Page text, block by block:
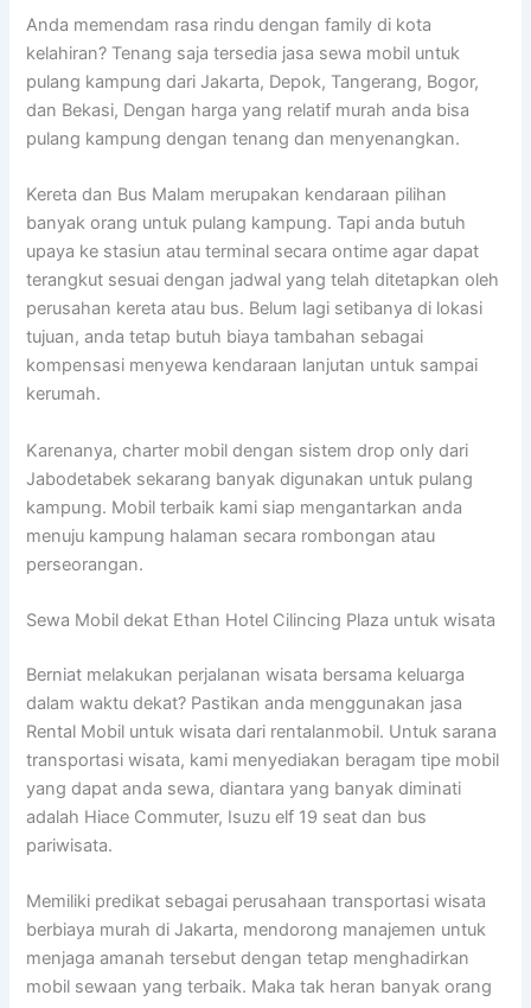
Anda memendam rasa rindu dengan family di kota
kelahiran? Tenang saja tersedia jasa sewa mobil untuk
pulang kampung dari Jakarta, Depok, Tangerang, Bogor,
dan Bekasi, Dengan harga yang relatif murah anda bisa
pulang kampung dengan tenang dan menyenangkan.
Kereta dan Bus Malam merupakan kendaraan pilihan
banyak orang untuk pulang kampung. Tapi anda butuh
upaya ke stasiun atau terminal secara ontime agar dapat
terangkut sesuai dengan jadwal yang telah ditetapkan oleh
perusahan kereta atau bus. Belum lagi setibanya di lokasi
tujuan, anda tetap butuh biaya tambahan sebagai
kompensasi menyewa kendaraan lanjutan untuk sampai
kerumah.
Karenanya, charter mobil dengan sistem drop only dari
Jabodetabek sekarang banyak digunakan untuk pulang
kampung. Mobil terbaik kami siap mengantarkan anda
menuju kampung halaman secara rombongan atau
perseorangan.
Sewa Mobil dekat Ethan Hotel Cilincing Plaza untuk wisata
Berniat melakukan perjalanan wisata bersama keluarga
dalam waktu dekat? Pastikan anda menggunakan jasa
Rental Mobil untuk wisata dari rentalanmobil. Untuk sarana
transportasi wisata, kami menyediakan beragam tipe mobil
yang dapat anda sewa, diantara yang banyak diminati
adalah Hiace Commuter, Isuzu elf 19 seat dan bus
pariwisata.
Memiliki predikat sebagai perusahaan transportasi wisata
berbiaya murah di Jakarta, mendorong manajemen untuk
menjaga amanah tersebut dengan tetap menghadirkan
mobil sewaan yang terbaik. Maka tak heran banyak orang